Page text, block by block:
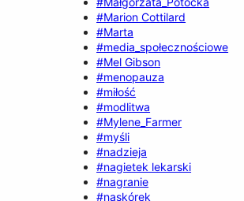
#Marion Cottilard
#Marta
#media_społecznościowe
#Mel Gibson
#menopauza
#miłość
#modlitwa
#Mylene_Farmer
#myśli
#nadzieja
#nagietek lekarski
#nagranie
#naskórek